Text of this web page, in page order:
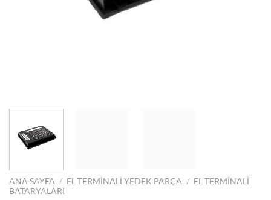
ANA SAYFA / EL TERMINALI YEDEK PARÇA / EL TERMINALI
BATARYALARI